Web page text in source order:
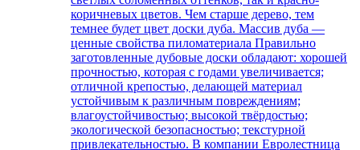
коричневых цветов. Чем старше дерево, тем
темнее будет цвет доски дуба. Массив дуба —
ценные свойства пиломатериала Правильно
заготовленные дубовые доски обладают: хорошей
прочностью, которая с годами увеличивается;
отличной крепостью, делающей материал
устойчивым к различным повреждениям;
влагоустойчивостью; высокой твёрдостью;
экологической безопасностью; текстурной
привлекательностью. В компании Евролестница